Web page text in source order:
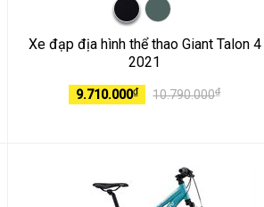
Xe đạp địa hình thể thao Giant Talon 4
2021
9.710.000₫ 10.790.000₫